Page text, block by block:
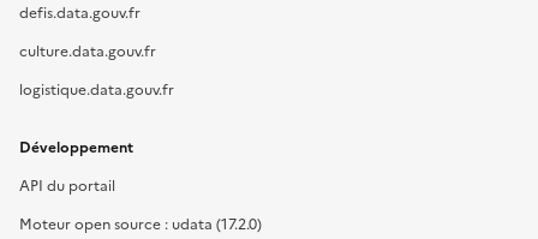
defis.data.gouv.fr
culture.data.gouv.fr
logistique.data.gouv.fr
Développement
API du portail
Moteur open source : udata (17.2.0)